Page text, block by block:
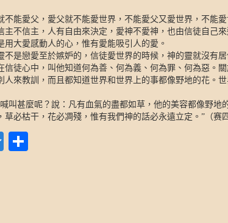
不能愛父，愛父就不能愛世界，不能愛父又愛世界，不能
主不信主，人有自由來決定，愛神不愛神，也由信徒自己
大愛感動人的心，惟有愛能吸引人的愛。
是戀愛至於嫉妒的，信徒愛世界的時候，神的靈就沒有居
信徒心中，叫他知道何為善、何為義、何為罪、何為惡。
人來教訓，而且都知道世界和世界上的事都像野地的花。
叫甚麼呢？說：凡有血氣的盡都如草，他的美容都像野地
必枯干，花必凋殘，惟有我們神的話必永遠立定。”（赛
Qzone